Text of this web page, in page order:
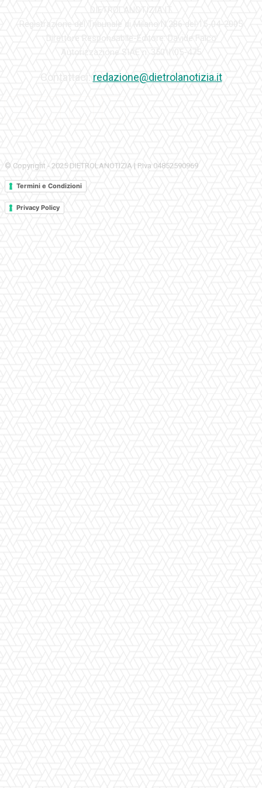
redazione@dietrolanotizia.it
© Copyright - 2025 DIETROLANOTIZIA | P.Iva 04852590969
Termini e Condizioni
Privacy Policy